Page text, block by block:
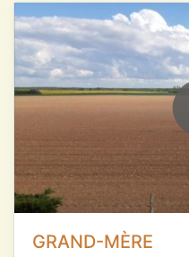
GRAND-MÈRE